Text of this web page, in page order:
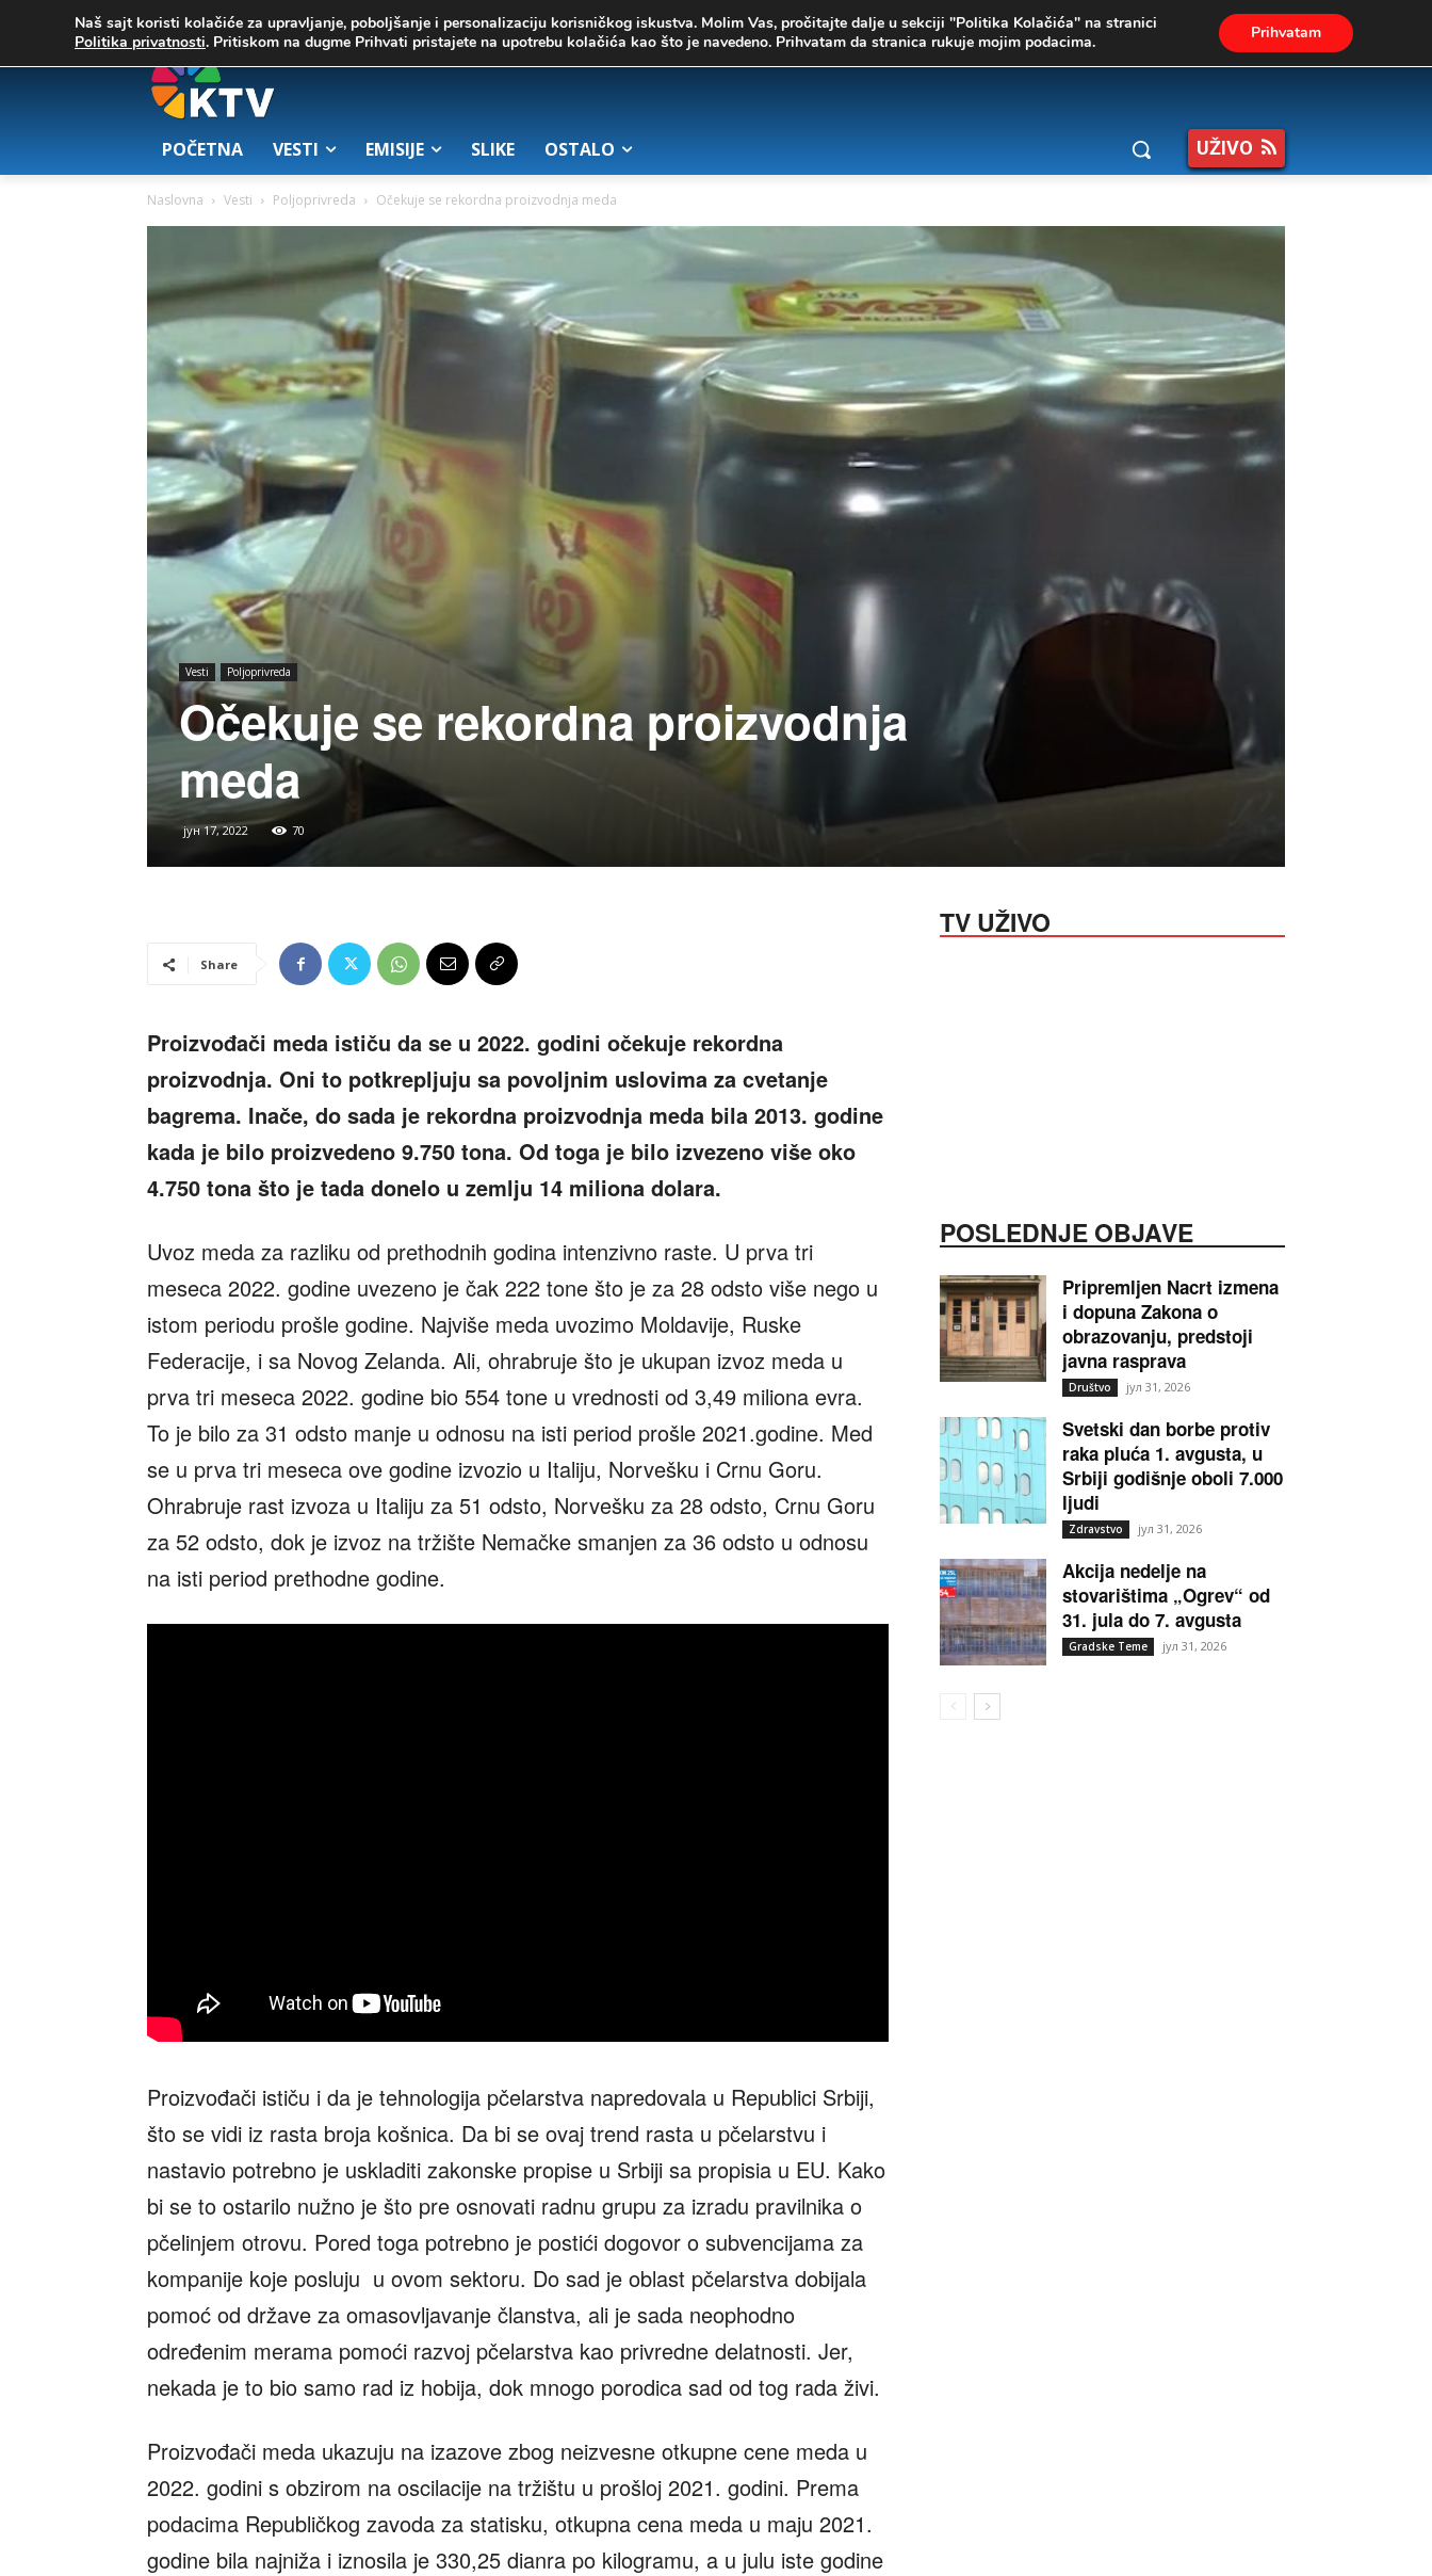
32.1 Zrenjanin 02. август 2026.
POČETNA VESTI EMISIJE SLIKE OSTALO UŽIVO
Naslovna Vesti Poljoprivreda Očekuje se rekordna proizvodnja meda
Vesti Poljoprivreda
Očekuje se rekordna proizvodnja
meda
јун 17, 2022 70
Share
Proizvođači meda ističu da se u 2022. godini očekuje rekordna
proizvodnja. Oni to potkrepljuju sa povoljnim uslovima za cvetanje
bagrema. Inače, do sada je rekordna proizvodnja meda bila 2013. godine
kada je bilo proizvedeno 9.750 tona. Od toga je bilo izvezeno više oko
4.750 tona što je tada donelo u zemlju 14 miliona dolara.
Uvoz meda za razliku od prethodnih godina intenzivno raste. U prva tri
meseca 2022. godine uvezeno je čak 222 tone što je za 28 odsto više nego u
istom periodu prošle godine. Najviše meda uvozimo Moldavije, Ruske
Federacije, i sa Novog Zelanda. Ali, ohrabruje što je ukupan izvoz meda u
prva tri meseca 2022. godine bio 554 tone u vrednosti od 3,49 miliona evra.
To je bilo za 31 odsto manje u odnosu na isti period prošle 2021.godine. Med
se u prva tri meseca ove godine izvozio u Italiju, Norvešku i Crnu Goru.
Ohrabruje rast izvoza u Italiju za 51 odsto, Norvešku za 28 odsto, Crnu Goru
za 52 odsto, dok je izvoz na tržište Nemačke smanjen za 36 odsto u odnosu
na isti period prethodne godine.
Proizvođači ističu i da je tehnologija pčelarstva napredovala u Republici Srbiji,
što se vidi iz rasta broja košnica. Da bi se ovaj trend rasta u pčelarstvu i
nastavio potrebno je uskladiti zakonske propise u Srbiji sa propisia u EU. Kako
bi se to ostarilo nužno je što pre osnovati radnu grupu za izradu pravilnika o
pčelinjem otrovu. Pored toga potrebno je postići dogovor o subvencijama za
kompanije koje posluju u ovom sektoru. Do sad je oblast pčelarstva dobijala
pomoć od države za omasovljavanje članstva, ali je sada neophodno
određenim merama pomoći razvoj pčelarstva kao privredne delatnosti. Jer,
nekada je to bio samo rad iz hobija, dok mnogo porodica sad od tog rada živi.
Proizvođači meda ukazuju na izazove zbog neizvesne otkupne cene meda u
2022. godini s obzirom na oscilacije na tržištu u prošloj 2021. godini. Prema
podacima Republičkog zavoda za statisku, otkupna cena meda u maju 2021.
godine bila najniža i iznosila je 330,25 dianra po kilogramu, a u julu iste godine
TV UŽIVO
POSLEDNJE OBJAVE
Pripremljen Nacrt izmena
i dopuna Zakona o
obrazovanju, predstoji
javna rasprava
Društvo јул 31, 2026
Svetski dan borbe protiv
raka pluća 1. avgusta, u
Srbiji godišnje oboli 7.000
ljudi
Zdravstvo јул 31, 2026
Akcija nedelje na
stovarištima „Ogrev“ od
31. jula do 7. avgusta
Gradske Teme јул 31, 2026
Naš sajt koristi kolačiće za upravljanje, poboljšanje i personalizaciju korisničkog iskustva. Molim Vas, pročitajte dalje u sekciji "Politika Kolačića" na stranici
Politika privatnosti. Pritiskom na dugme Prihvati pristajete na upotrebu kolačića kao što je navedeno. Prihvatam da stranica rukuje mojim podacima. Prihvatam